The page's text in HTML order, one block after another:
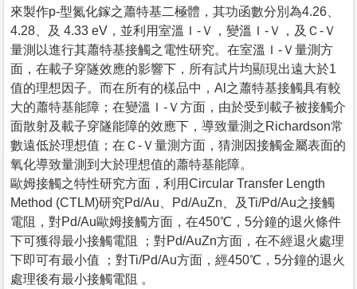
來製作p-型氮化鎵之蕭特基二極體，其功函數分別為4.26、
4.28、及 4.33 eV，並利用室溫Ｉ-Ｖ，變溫Ｉ-Ｖ，及Ｃ-Ｖ
量測以進行其蕭特基接觸之電性研究。在室溫Ｉ-Ｖ量測方
面，在載子穿隧效應的影響下，所有試片均顯現出遠大於1
值的理想因子。而在所有的樣品中，Al之蕭特基接觸具有較
大的蕭特基能障；在變溫Ｉ-Ｖ方面，由於受到載子被接觸介
面散射及載子穿隧能障的效應下，導致量測之Richardson常
數遠低於理想值；在Ｃ-Ｖ量測方面，猜測因接觸金屬表面的
氧化導致量測到大於理想值的蕭特基能障。
歐姆接觸之特性研究方面，利用Circular Transfer Length
Method (CTLM)研究Pd/Au、Pd/AuZn、及Ti/Pd/Au之接觸
電阻，對Pd/Au歐姆接觸方面，在450℃，5分鐘的退火條件
下可獲得最小接觸電阻 ；對Pd/AuZn方面，在不經退火處理
下即可有最小值 ；對Ti/Pd/Au方面，經450℃，5分鐘的退火
處理後有最小接觸電阻 。